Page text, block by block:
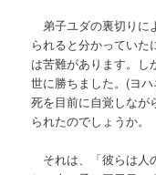
弟子ユダの裏切りに
られると分かっていた
は苦難があります。し
世に勝ちました。(ヨハ
死を目前に自覚しなが
られたのでしょうか。
それは、「彼らは人